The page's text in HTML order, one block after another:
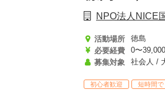
NPO法人NICE
活動場所
徳島
必要経費
0〜
募集対象
社会人 /
初心者歓迎 短時間で